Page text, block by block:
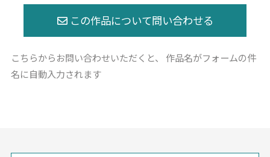
こちらからお問い合わせいただくと、
作品名がフォームの件
名に自動入力されます